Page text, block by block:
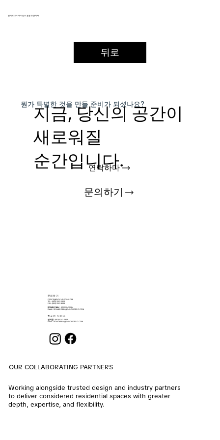
엘리트 크리에이션스 홍콩 유한회사
뒤로
​뭔가 특별한 것을 만들 준비가 되셨나요?
연락하다
지금, 당신의 공간이
새로워질
순간입니다.
문의하기
​문의하기
OFFICE@ENOCHDECO.COM
​TEL.: (852) 2503 2626
FAX : (852) 2503 4038
RONALD MAU: (852) 90439064
EMAIL: RONALD.MAU@ENOCHDECO.COM
​한국어 서비스
권희철 : (852) 6747 2808
EMAIL: ALVIN.KWON@ENOCHDECO.COM
OUR COLLABORATING PARTNERS
Working alongside trusted design and industry partners
to deliver considered residential spaces with greater
depth, expertise, and flexibility.